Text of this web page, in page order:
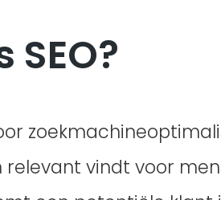
SEO?
relevant vindt voor